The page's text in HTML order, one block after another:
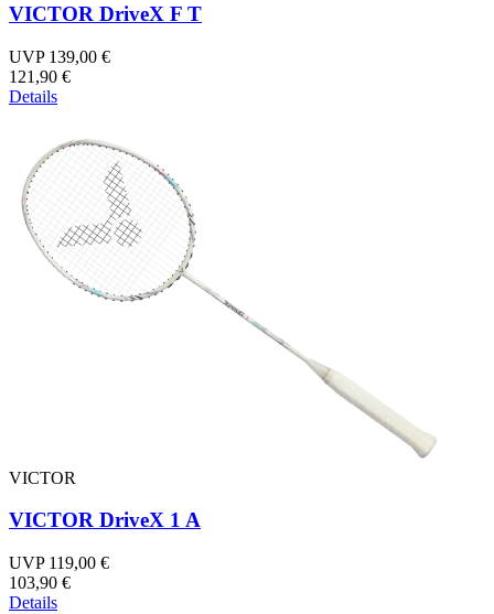
VICTOR DriveX F T
UVP 139,00 €
121,90 €
Details
VICTOR
VICTOR DriveX 1 A
UVP 119,00 €
103,90 €
Details